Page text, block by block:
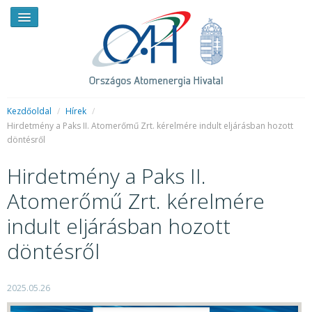
HÍREK
RENDKÍVÜLI HÍREK
SAJTÓSZOBA
HIRDETMÉNYEK
BEMUTATKOZÁS
FELADATOK
Kezdőoldal / Hírek /
Hirdetmény a Paks II. Atomerőmű Zrt. kérelmére indult eljárásban hozott
döntésről
Hirdetmény a Paks II.
Atomerőmű Zrt. kérelmére
indult eljárásban hozott
döntésről
2025.05.26